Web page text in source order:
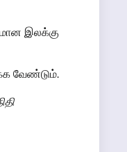
இலக்கு
வேண்டும்.